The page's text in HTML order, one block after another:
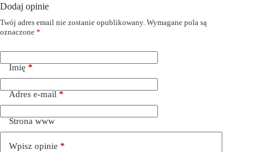
Dodaj opinie
Twój adres email nie zostanie opublikowany. Wymagane pola są
oznaczone *
Imię *
Adres e-mail *
Strona www
Wpisz opinie *